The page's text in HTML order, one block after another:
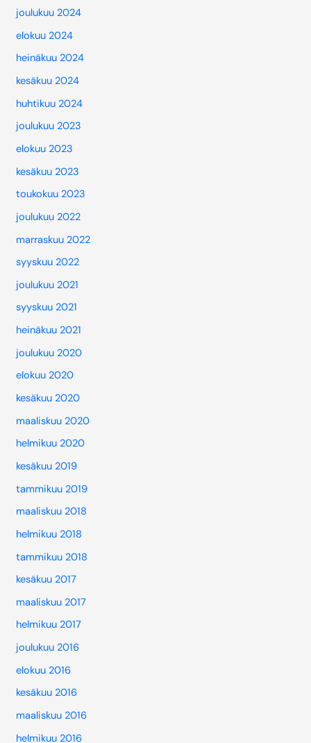
joulukuu 2024
elokuu 2024
heinäkuu 2024
kesäkuu 2024
huhtikuu 2024
joulukuu 2023
elokuu 2023
kesäkuu 2023
toukokuu 2023
joulukuu 2022
marraskuu 2022
syyskuu 2022
joulukuu 2021
syyskuu 2021
heinäkuu 2021
joulukuu 2020
elokuu 2020
kesäkuu 2020
maaliskuu 2020
helmikuu 2020
kesäkuu 2019
tammikuu 2019
maaliskuu 2018
helmikuu 2018
tammikuu 2018
kesäkuu 2017
maaliskuu 2017
helmikuu 2017
joulukuu 2016
elokuu 2016
kesäkuu 2016
maaliskuu 2016
helmikuu 2016